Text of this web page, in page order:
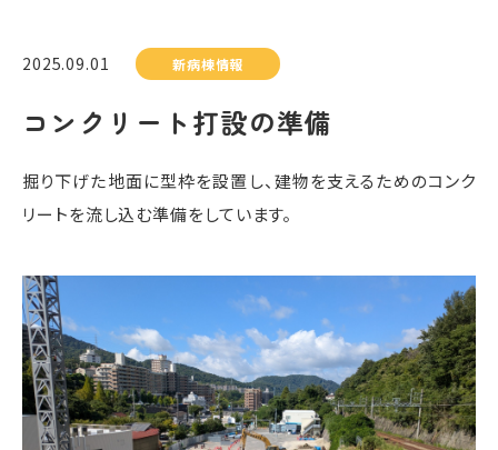
2025.09.01 新病棟情報
コンクリート打設の準備
掘り下げた地面に型枠を設置し、建物を支えるためのコンク
リートを流し込む準備をしています。